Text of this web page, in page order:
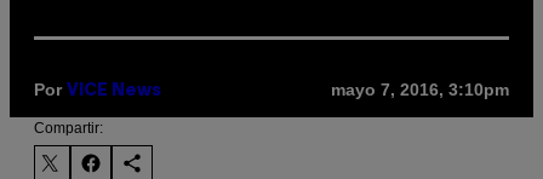
Por VICE News mayo 7, 2016, 3:10pm
Compartir: